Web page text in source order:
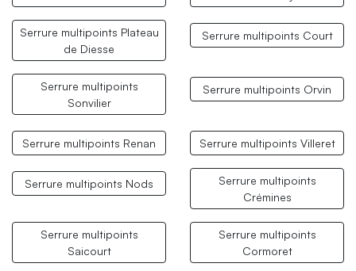
Serrure multipoints Plateau
de Diesse
Serrure multipoints Court
Serrure multipoints
Sonvilier
Serrure multipoints Orvin
Serrure multipoints Renan Serrure multipoints Villeret
Serrure multipoints Nods
Serrure multipoints
Crémines
Serrure multipoints
Saicourt
Serrure multipoints
Cormoret